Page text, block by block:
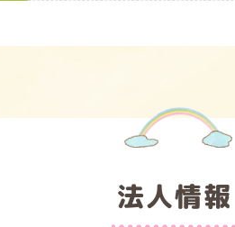
法人情報